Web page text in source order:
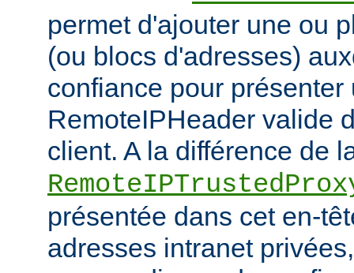
permet d'ajouter une ou
(ou blocs d'adresses)
confiance pour présenter
RemoteIPHeader valide
client. A la différence de
présentée dans cet en-
adresses intranet